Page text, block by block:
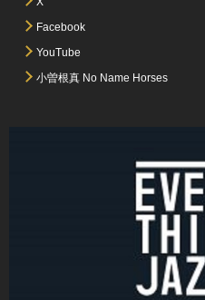
Facebook
YouTube
小曽根真 No Name Horses